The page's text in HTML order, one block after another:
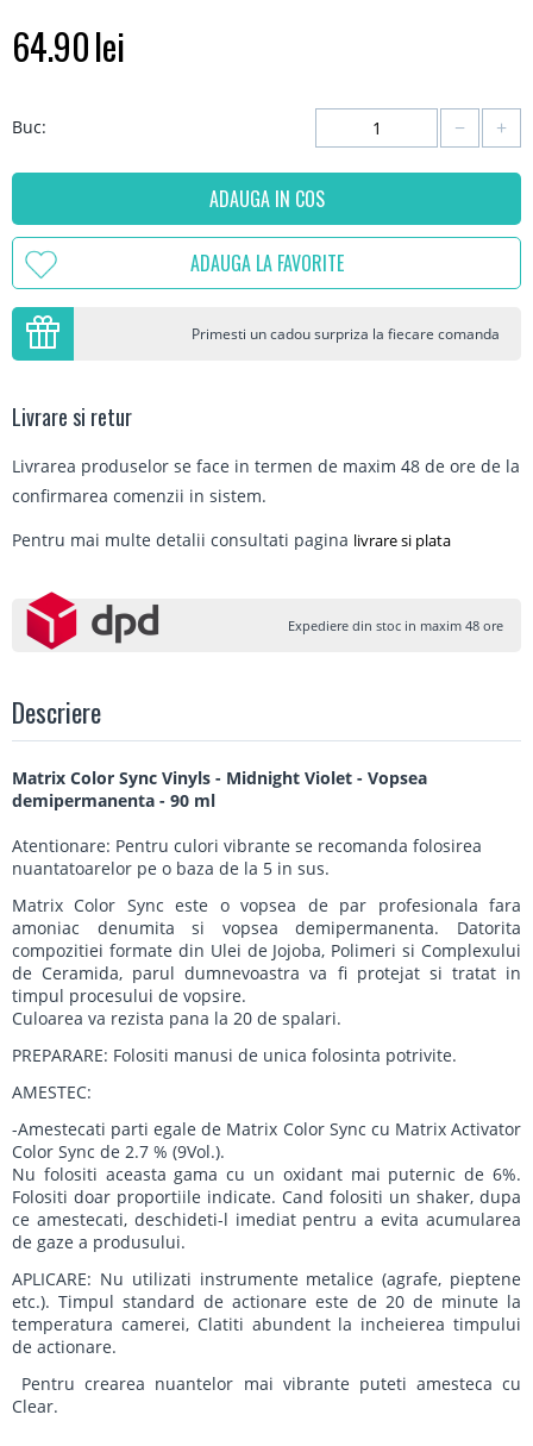
64.90lei
Buc: +
−
ADAUGA IN COS
ADAUGA LA FAVORITE
Primesti un cadou surpriza la fiecare comanda
Livrare si retur
Livrarea produselor se face in termen de maxim 48 de ore de la
confirmarea comenzii in sistem.
Pentru mai multe detalii consultati pagina livrare si plata
Expediere din stoc in maxim 48 ore
Descriere
Matrix Color Sync Vinyls - Midnight Violet - Vopsea
demipermanenta - 90 ml
Atentionare: Pentru culori vibrante se recomanda folosirea
nuantatoarelor pe o baza de la 5 in sus.
Matrix Color Sync este o vopsea de par profesionala fara
amoniac denumita si vopsea demipermanenta. Datorita
compozitiei formate din Ulei de Jojoba, Polimeri si Complexului
de Ceramida, parul dumnevoastra va fi protejat si tratat in
timpul procesului de vopsire.
Culoarea va rezista pana la 20 de spalari.
PREPARARE: Folositi manusi de unica folosinta potrivite.
AMESTEC:
-Amestecati parti egale de Matrix Color Sync cu Matrix Activator
Color Sync de 2.7 % (9Vol.).
Nu folositi aceasta gama cu un oxidant mai puternic de 6%.
Folositi doar proportiile indicate. Cand folositi un shaker, dupa
ce amestecati, deschideti-l imediat pentru a evita acumularea
de gaze a produsului.
APLICARE: Nu utilizati instrumente metalice (agrafe, pieptene
etc.). Timpul standard de actionare este de 20 de minute la
temperatura camerei, Clatiti abundent la incheierea timpului
de actionare.
Pentru crearea nuantelor mai vibrante puteti amesteca cu
Clear.